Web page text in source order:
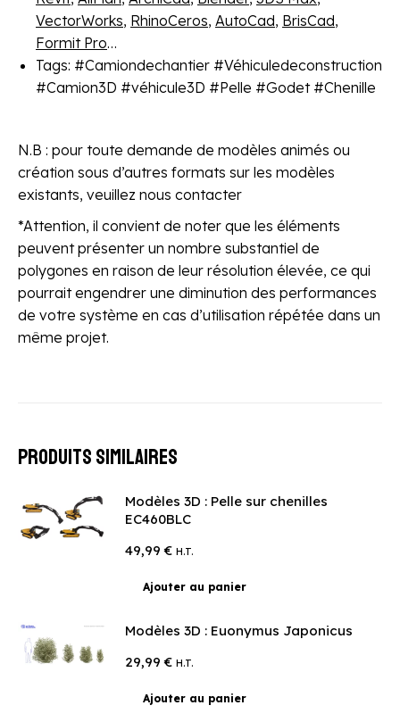
VectorWorks, RhinoCeros, AutoCad, BrisCad,
Formit Pro…
Tags: #Camiondechantier #Véhiculedeconstruction
#Camion3D #véhicule3D #Pelle #Godet #Chenille
N.B : pour toute demande de modèles animés ou
création sous d’autres formats sur les modèles
existants, veuillez nous contacter
*Attention, il convient de noter que les éléments
peuvent présenter un nombre substantiel de
polygones en raison de leur résolution élevée, ce qui
pourrait engendrer une diminution des performances
de votre système en cas d’utilisation répétée dans un
même projet.
Produits similaires
Modèles 3D : Pelle sur chenilles
EC460BLC
49,99€ H.T.
Ajouter au panier
Modèles 3D : Euonymus Japonicus
29,99€ H.T.
Ajouter au panier